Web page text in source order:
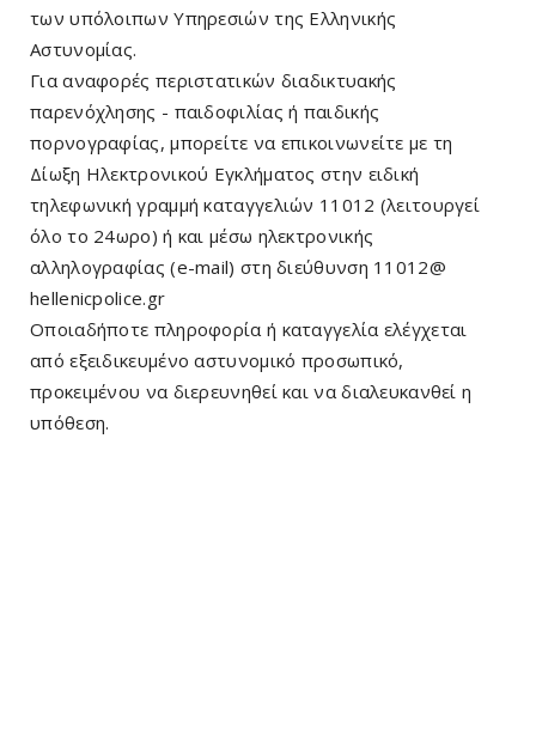
των υπόλοιπων Υπηρεσιών της Ελληνικής
Αστυνομίας.
Για αναφορές περιστατικών διαδικτυακής
παρενόχλησης - παιδοφιλίας ή παιδικής
πορνογραφίας, μπορείτε να επικοινωνείτε με τη
Δίωξη Ηλεκτρονικού Εγκλήματος στην ειδική
τηλεφωνική γραμμή καταγγελιών 11012 (λειτουργεί
όλο το 24ωρο) ή και μέσω ηλεκτρονικής
αλληλογραφίας (e-mail) στη διεύθυνση 11012@
hellenicpolice.gr
Οποιαδήποτε πληροφορία ή καταγγελία ελέγχεται
από εξειδικευμένο αστυνομικό προσωπικό,
προκειμένου να διερευνηθεί και να διαλευκανθεί η
υπόθεση.